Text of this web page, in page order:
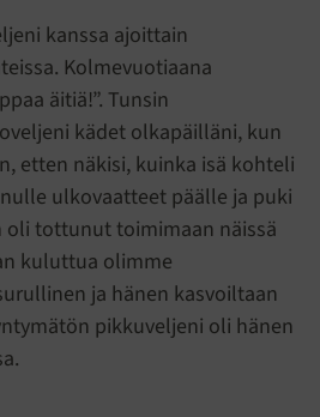
kanssa ajoittain
Kolmevuotiaana
äitiä!”. Tunsin
kädet olkapäilläni, kun
etten näkisi, kuinka isä kohteli
ulkovaatteet päälle ja puki
oli tottunut toimimaan näissä
kuluttua olimme
ja hänen kasvoiltaan
pikkuveljeni oli hänen